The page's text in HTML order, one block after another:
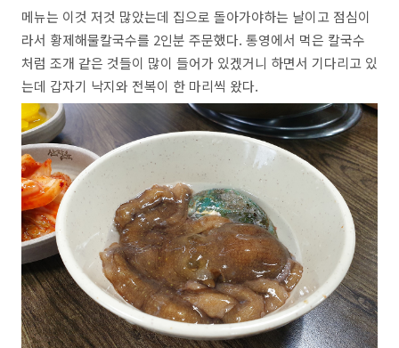
메뉴는 이것 저것 많았는데 집으로 돌아가야하는 날이고 점심이
라서 황제해물칼국수를 2인분 주문했다. 통영에서 먹은 칼국수
처럼 조개 같은 것들이 많이 들어가 있겠거니 하면서 기다리고 있
는데 갑자기 낙지와 전복이 한 마리씩 왔다.